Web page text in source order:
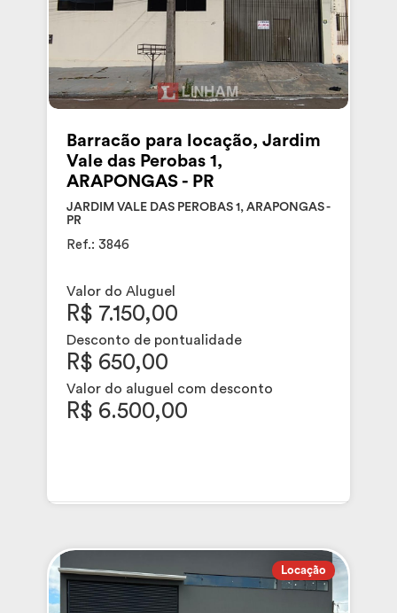
Barracão para locação, Jardim
Vale das Perobas 1,
ARAPONGAS - PR
JARDIM VALE DAS PEROBAS 1, ARAPONGAS -
PR
Ref.: 3846
Valor do Aluguel
R$ 7.150,00
Desconto de pontualidade
R$ 650,00
Valor do aluguel com desconto
R$ 6.500,00
Locação